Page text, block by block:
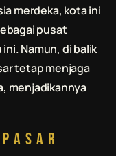
merdeka, kota ini
pusat
Namun, di balik
tetap menjaga
menjadikannya